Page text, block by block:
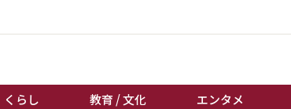
くらし 教育 / 文化 エンタメ